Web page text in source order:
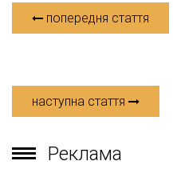
попередня стаття
наступна стаття
Реклама